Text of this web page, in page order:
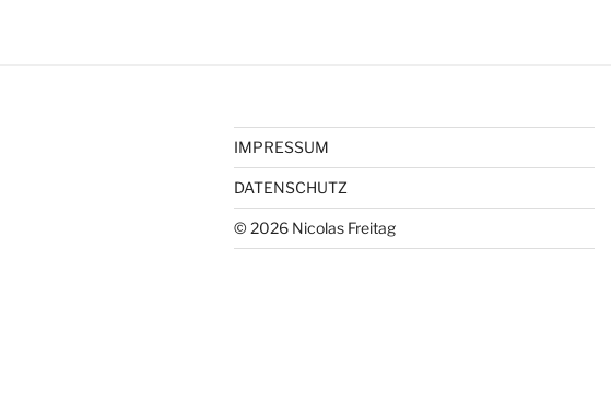
IMPRESSUM
DATENSCHUTZ
© 2026 Nicolas Freitag